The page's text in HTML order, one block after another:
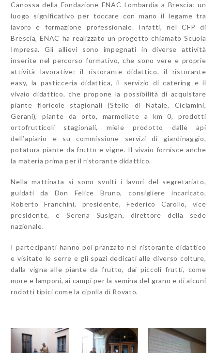
Canossa della Fondazione ENAC Lombardia a Brescia: un
luogo significativo per toccare con mano il legame tra
lavoro e formazione professionale. Infatti, nel CFP di
Brescia, ENAC ha realizzato un progetto chiamato Scuola
Impresa. Gli allievi sono impegnati in diverse attività
inserite nel percorso formativo, che sono vere e proprie
attività lavorative: il ristorante didattico, il ristorante
easy, la pasticceria didattica, il servizio di catering e il
vivaio didattico, che propone la possibilità di acquistare
piante floricole stagionali (Stelle di Natale, Ciclamini,
Gerani), piante da orto, marmellate a km 0, prodotti
ortofrutticoli stagionali, miele prodotto dalle api
dell’apiario e su commissione servizi di giardinaggio,
potatura piante da frutto e vigne. Il vivaio fornisce anche
la materia prima per il ristorante didattico.
Nella mattinata si sono svolti i lavori del segretariato,
guidati da Don Felice Bruno, consigliere incaricato,
Roberto Franchini, presidente, Federico Carollo, vice
presidente, e Serena Susigan, direttore della sede
nazionale.
I partecipanti hanno poi pranzato nel ristorante didattico
e visitato le serre e gli spazi dedicati alle diverso colture,
dalla vigna alle piante da frutto, dai piccoli frutti, come
more e lamponi, ai campi per la semina del grano e di alcuni
rodotti tipici come la cipolla di Rovato.